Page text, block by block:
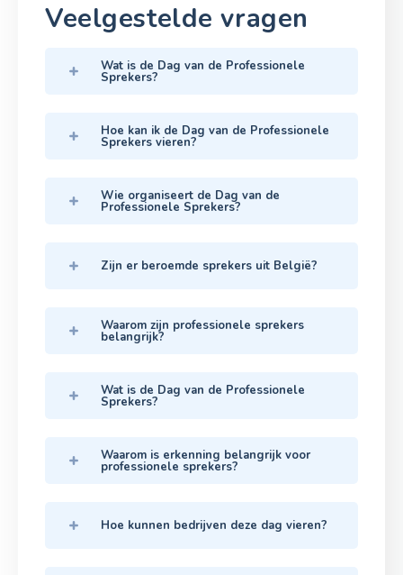
Veelgestelde vragen
Wat is de Dag van de Professionele
Sprekers?
Hoe kan ik de Dag van de Professionele
Sprekers vieren?
Wie organiseert de Dag van de
Professionele Sprekers?
Zijn er beroemde sprekers uit België?
Waarom zijn professionele sprekers
belangrijk?
Wat is de Dag van de Professionele
Sprekers?
Waarom is erkenning belangrijk voor
professionele sprekers?
Hoe kunnen bedrijven deze dag vieren?